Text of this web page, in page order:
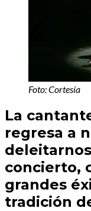
Foto: Cortesía
La
regresa a
concierto,
grandes
tradición